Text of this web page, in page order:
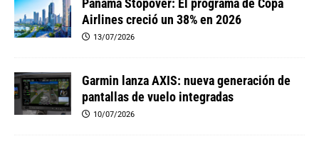
Panamá Stopover: El programa de Copa
Airlines creció un 38% en 2026
13/07/2026
Garmin lanza AXIS: nueva generación de
pantallas de vuelo integradas
10/07/2026